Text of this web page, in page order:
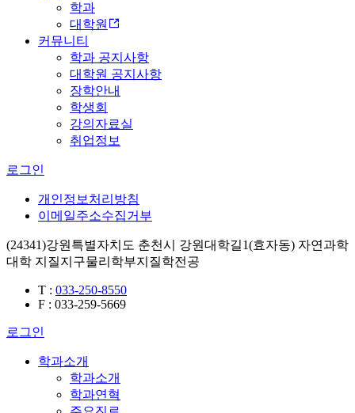
학과
대학원
커뮤니티
학과 공지사항
대학원 공지사항
장학안내
학생회
강의자료실
취업정보
로그인
개인정보처리방침
이메일주소수집거부
(24341)강원특별자치도 춘천시 강원대학길1(효자동) 자연과학
대학 지질지구물리학부지질학전공
T : 033-250-8550
F : 033-259-5669
로그인
학과소개
학과소개
학과연혁